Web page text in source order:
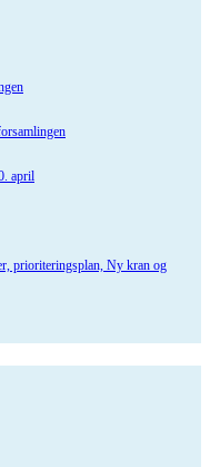
april
prioriteringsplan, Ny kran og